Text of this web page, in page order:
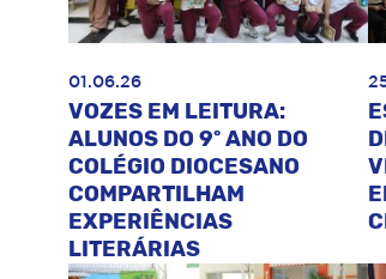
01.06.26
VOZES EM LEITURA:
ALUNOS DO 9º ANO DO
COLÉGIO DIOCESANO
COMPARTILHAM
EXPERIÊNCIAS
LITERÁRIAS